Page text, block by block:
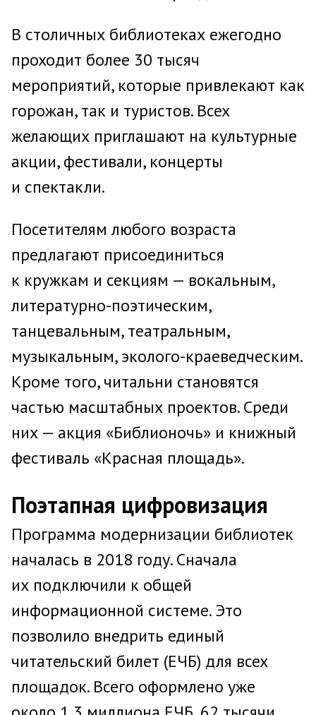
В столичных библиотеках ежегодно
проходит более 30 тысяч
мероприятий, которые привлекают как
горожан, так и туристов. Всех
желающих приглашают на культурные
акции, фестивали, концерты
и спектакли.
Посетителям любого возраста
предлагают присоединиться
к кружкам и секциям — вокальным,
литературно-поэтическим,
танцевальным, театральным,
музыкальным, эколого-краеведческим.
Кроме того, читальни становятся
частью масштабных проектов. Среди
них — акция «Библионочь» и книжный
фестиваль «Красная площадь».
Поэтапная цифровизация
Программа модернизации библиотек
началась в 2018 году. Сначала
их подключили к общей
информационной системе. Это
позволило внедрить единый
читательский билет (ЕЧБ) для всех
площадок. Всего оформлено уже